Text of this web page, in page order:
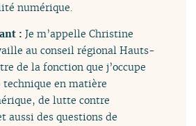
numérique.
:Je m’appelle Christine
au conseil régional Hauts-
de la fonction que j’occupe
technique en matière
de lutte contre
aussi des questions de